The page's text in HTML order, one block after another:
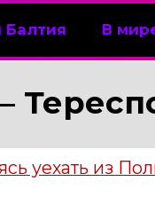
Балтия В
уехать из